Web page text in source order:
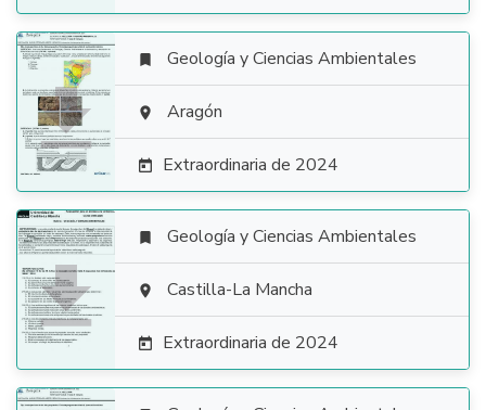

 Geología y Ciencias Ambientales
 Aragón
 Extraordinaria de 2024

 Geología y Ciencias Ambientales
 Castilla-La Mancha
 Extraordinaria de 2024